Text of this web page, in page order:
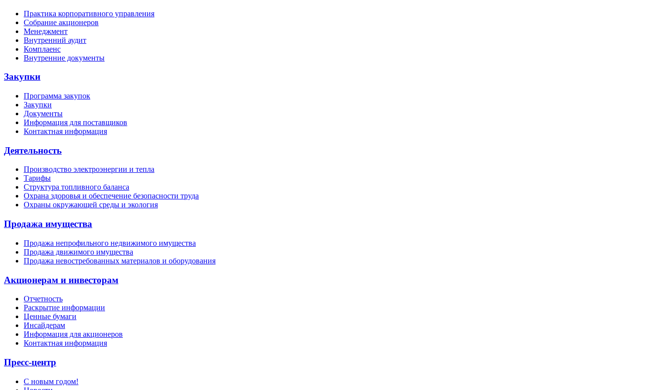
Практика корпоративного управления
Собрание акционеров
Менеджмент
Внутренний аудит
Комплаенс
Внутренние документы
Закупки
Программа закупок
Закупки
Документы
Информация для поставщиков
Контактная информация
Деятельность
Производство электроэнергии и тепла
Тарифы
Структура топливного баланса
Охрана здоровья и обеспечение безопасности труда
Охраны окружающей среды и экология
Продажа имущества
Продажа непрофильного недвижимого имущества
Продажа движимого имущества
Продажа невостребованных материалов и оборудования
Акционерам и инвесторам
Отчетность
Раскрытие информации
Ценные бумаги
Инсайдерам
Информация для акционеров
Контактная информация
Пресс-центр
С новым годом!